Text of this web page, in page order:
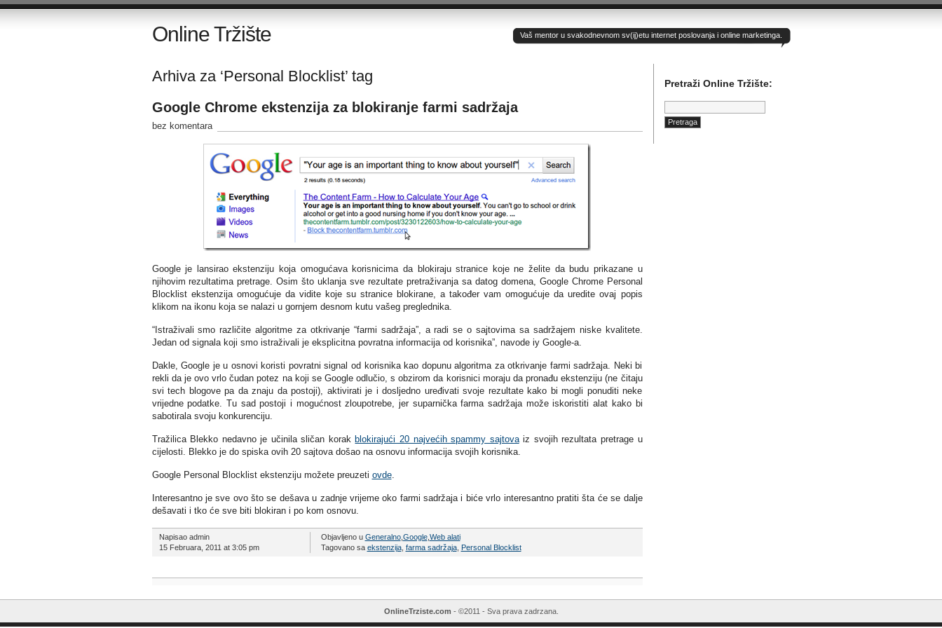
Online Tržište Vaš mentor u svakodnevnom sv(ij)etu internet poslovanja i online marketinga.
Arhiva za ‘Personal Blocklist’ tag
Google Chrome ekstenzija za blokiranje farmi sadržaja
bez komentara
Google je lansirao ekstenziju koja omogućava korisnicima da blokiraju stranice koje ne želite da budu prikazane u
njihovim rezultatima pretrage. Osim što uklanja sve rezultate pretraživanja sa datog domena, Google Chrome Personal
Blocklist ekstenzija omogućuje da vidite koje su stranice blokirane, a također vam omogućuje da uredite ovaj popis
klikom na ikonu koja se nalazi u gornjem desnom kutu vašeg preglednika.
“Istraživali smo različite algoritme za otkrivanje “farmi sadržaja”, a radi se o sajtovima sa sadržajem niske kvalitete.
Jedan od signala koji smo istraživali je eksplicitna povratna informacija od korisnika”, navode iy Google-a.
Dakle, Google je u osnovi koristi povratni signal od korisnika kao dopunu algoritma za otkrivanje farmi sadržaja. Neki bi
rekli da je ovo vrlo čudan potez na koji se Google odlučio, s obzirom da korisnici moraju da pronađu ekstenziju (ne čitaju
svi tech blogove pa da znaju da postoji), aktivirati je i dosljedno uređivati svoje rezultate kako bi mogli ponuditi neke
vrijedne podatke. Tu sad postoji i mogućnost zloupotrebe, jer suparnička farma sadržaja može iskoristiti alat kako bi
sabotirala svoju konkurenciju.
Tražilica Blekko nedavno je učinila sličan korak blokirajući 20 najvećih spammy sajtovaiz svojih rezultata pretrage u
cijelosti. Blekko je do spiska ovih 20 sajtova došao na osnovu informacija svojih korisnika.
Google Personal Blocklist ekstenziju možete preuzeti ovde.
Interesantno je sve ovo što se dešava u zadnje vrijeme oko farmi sadržaja i biće vrlo interesantno pratiti šta će se dalje
dešavati i tko će sve biti blokiran i po kom osnovu.
Napisao admin
15 Februara, 2011 at 3:05 pm
Objavljeno u Generalno, Google, Web alati
Tagovano sa ekstenzija, farma sadržaja, Personal Blocklist
Pretraži Online Tržište:
Pretraga:
OnlineTrziste.com - ©2011 - Sva prava zadrzana.